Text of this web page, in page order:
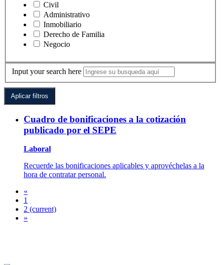
Civil
Administrativo
Inmobiliario
Derecho de Familia
Negocio
Input your search here
Cuadro de bonificaciones a la cotización
publicado por el SEPE
Laboral
Recuerde las bonificaciones aplicables y aprovéchelas a la
hora de contratar personal.
«
1
2 (current)
»